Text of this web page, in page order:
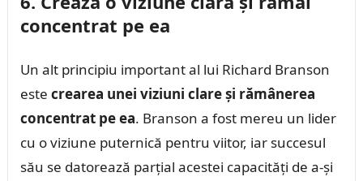
concentrat pe ea
Un alt principiu important al lui Richard Branson
este crearea unei viziuni clare și rămânerea
concentrat pe ea. Branson a fost mereu un lider
cu o viziune puternică pentru viitor, iar succesul
său se datorează parțial acestei capacități de a-și